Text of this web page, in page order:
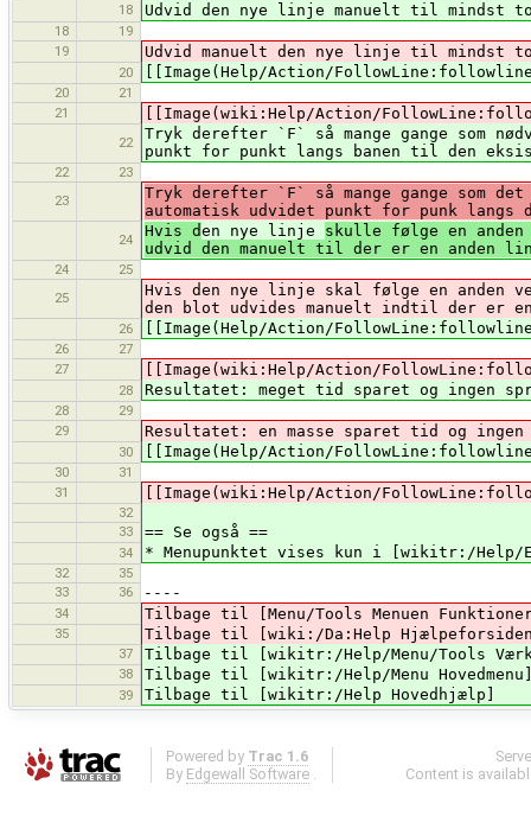
18 Udvid den nye linje manuelt til mindst
18
19
19
Udvid manuelt den nye linje til mindst
20 [[Image(Help/Action/
20
21
21
[[Image(wiki:Help/Action/
22
Tryk derefter `F` så mange gange som
punkt for punkt langs banen til den
22
23
23
Tryk derefter `F` så mange gange som
automatisk udvidet punkt for punk langs
24 Hvis den nye linje skulle følge en
udvid den manuelt til der er en anden
24
25
25
Hvis den nye linje skal følge en
den blot udvides manuelt indtil der er
26 [[Image(Help/Action/
26
27
27
[[Image(wiki:Help/Action/
28 Resultatet: meget tid sparet og ingen
28
29
29
Resultatet: en masse sparet tid og
30 [[Image(Help/Action/
30
31
31
[[Image(wiki:Help/Action/
32
33
== Se også ==
34 * Menupunktet vises kun i [wikitr:/Help/
32
35
33
36 ----
34 Tilbage til [Menu/Tools Menuen
35 Tilbage til [wiki:/Da:Help
37 Tilbage til [wikitr:/Help/Menu/Tools
38 Tilbage til [wikitr:/Help/Menu
39 Tilbage til [wikitr:/Help Hovedhjælp]
Powered by Trac 1.6
By Edgewall Software .
Content is